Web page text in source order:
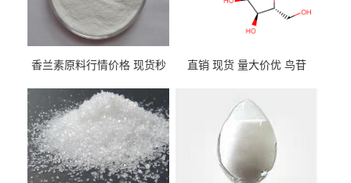
香兰素原料行情价格 现货秒
直销 现货 量大价优 鸟苷